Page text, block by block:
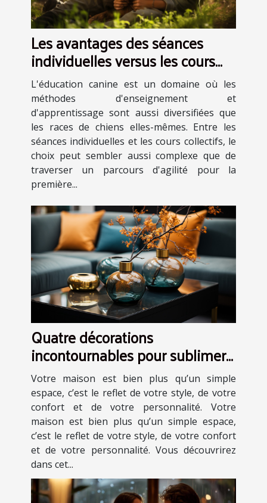
Les avantages des séances
individuelles versus les cours
collectifs en éducation canine
L'éducation canine est un domaine où les
méthodes d'enseignement et
d'apprentissage sont aussi diversifiées que
les races de chiens elles-mêmes. Entre les
séances individuelles et les cours collectifs, le
choix peut sembler aussi complexe que de
traverser un parcours d'agilité pour la
première...
Quatre décorations
incontournables pour sublimer
votre maison
Votre maison est bien plus qu’un simple
espace, c’est le reflet de votre style, de votre
confort et de votre personnalité. Votre
maison est bien plus qu’un simple espace,
c’est le reflet de votre style, de votre confort
et de votre personnalité. Vous découvrirez
dans cet...